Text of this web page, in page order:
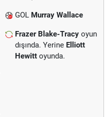
GOL Murray Wallace
Frazer Blake-Tracy oyun
dışında. Yerine Elliott
Hewitt oyunda.